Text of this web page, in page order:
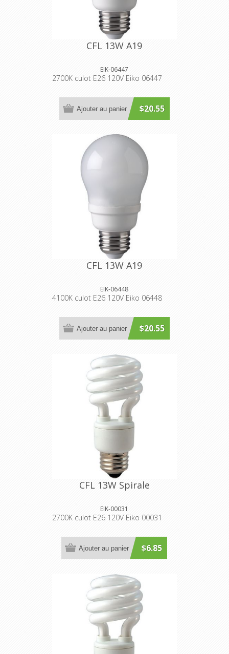
CFL 13W A19
EIK-06447
2700K culot E26 120V Eiko 06447
$20.55
Ajouter au panier
CFL 13W A19
EIK-06448
4100K culot E26 120V Eiko 06448
$20.55
Ajouter au panier
CFL 13W Spirale
EIK-00031
2700K culot E26 120V Eiko 00031
$6.85
Ajouter au panier